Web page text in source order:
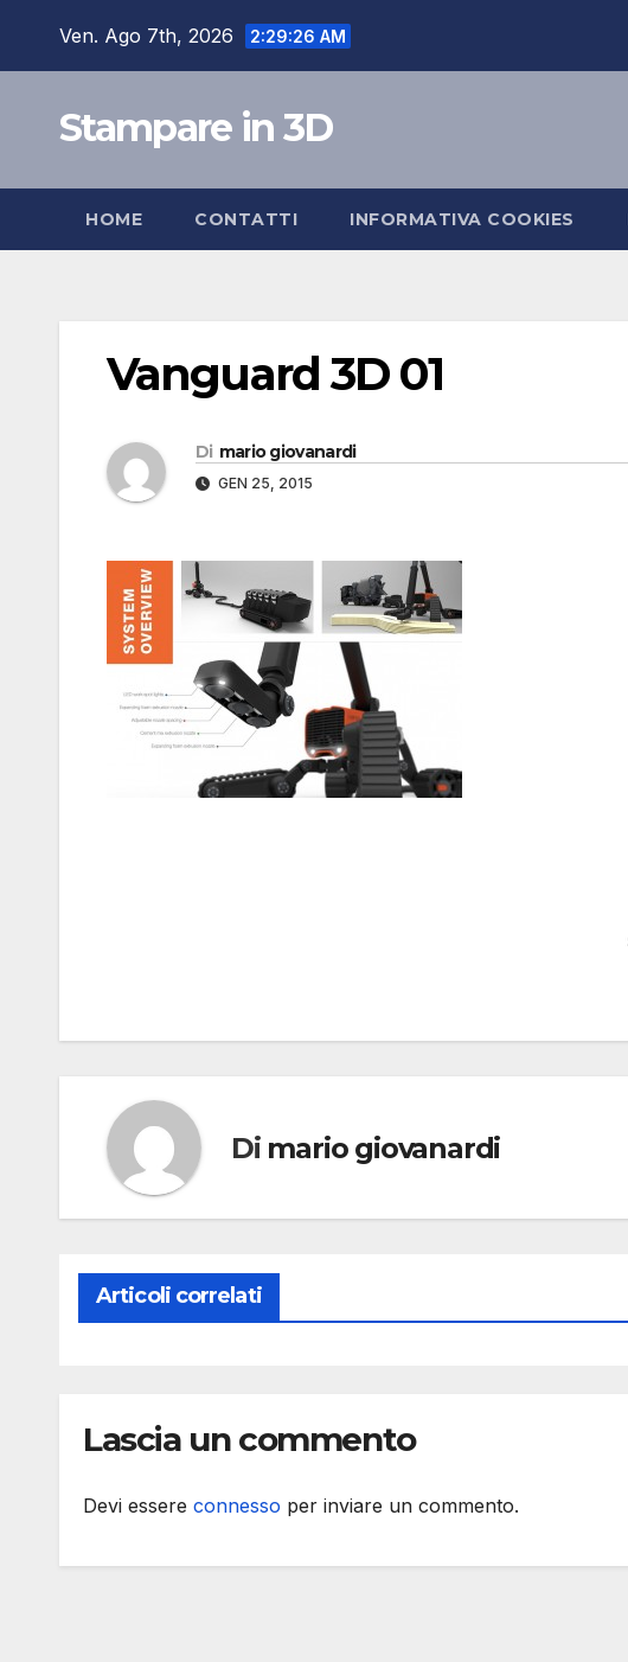
Ven. Ago 7th, 2026 2:29:27 AM
Stampare in 3D
HOME CONTATTI INFORMATIVA COOKIES
Vanguard 3D 01
Di mario giovanardi
GEN 25, 2015
Di mario giovanardi
Articoli correlati
Lascia un commento
Devi essere connesso per inviare un commento.